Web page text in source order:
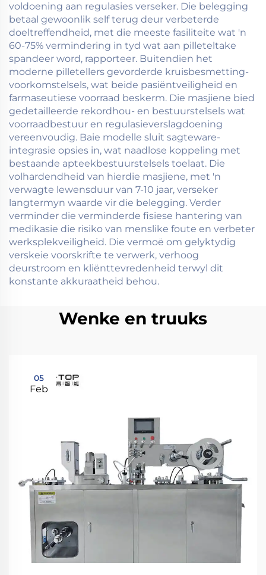
voldoening aan regulasies verseker. Die belegging
betaal gewoonlik self terug deur verbeterde
doeltreffendheid, met die meeste fasiliteite wat 'n
60-75% vermindering in tyd wat aan pilleteltake
spandeer word, rapporteer. Buitendien het
moderne pilletellers gevorderde kruisbesmetting-
voorkomstelsels, wat beide pasiëntveiligheid en
farmaseutiese voorraad beskerm. Die masjiene bied
gedetailleerde rekordhou- en bestuurstelsels wat
voorraadbestuur en regulasieverslagdoening
vereenvoudig. Baie modelle sluit sagteware-
integrasie opsies in, wat naadlose koppeling met
bestaande apteekbestuurstelsels toelaat. Die
volhardendheid van hierdie masjiene, met 'n
verwagte lewensduur van 7-10 jaar, verseker
langtermyn waarde vir die belegging. Verder
verminder die verminderde fisiese hantering van
medikasie die risiko van menslike foute en verbeter
werksplekveiligheid. Die vermoë om gelyktydig
verskeie voorskrifte te verwerk, verhoog
deurstroom en kliënttevredenheid terwyl dit
konstante akkuraatheid behou.
Wenke en truuks
05
Feb